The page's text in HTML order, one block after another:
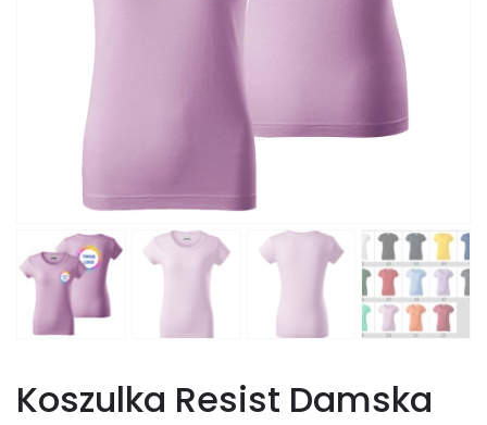
Koszulka Resist Damska